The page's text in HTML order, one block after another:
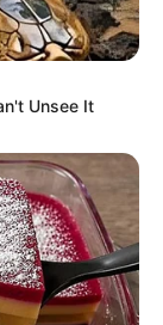
Unsee It